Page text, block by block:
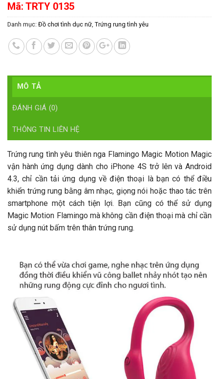
Mã: TRTY 0135
Danh mục: Đồ chơi tình dục nữ, Trứng rung tình yêu
MÔ TẢ
ĐÁNH GIÁ (0)
THÔNG TIN LIÊN HỆ
Trứng rung tình yêu thiên nga Flamingo Magic Motion Magic
vận hành ứng dụng dành cho iPhone 4S trở lên và Android
4.3, chỉ cần tải ứng dụng về điện thoại là bạn có thể điều
khiển trứng rung bằng âm nhạc, giọng nói hoặc thao tác trên
smartphone một cách tiện lợi. Bạn cũng có thể sử dụng
Magic Motion Flamingo mà không cần điện thoại mà chỉ cần
sử dụng nút bấm trên thân trứng rung.